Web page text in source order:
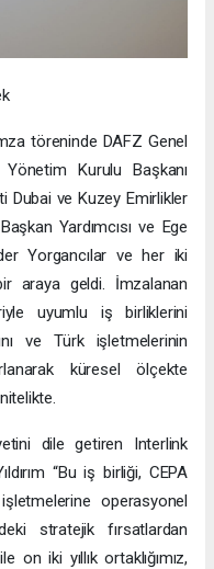
töreninde DAFZ Genel
Kurulu Başkanı
Dubai ve Kuzey Emirlikler
Yardımcısı ve Ege
Yorgancılar ve her iki
araya geldi. İmzalanan
uyumlu iş birliklerini
ve Türk işletmelerinin
küresel ölçekte
dile getiren Interlink
“Bu iş birliği, CEPA
operasyonel
stratejik fırsatlardan
on iki yıllık ortaklığımız,